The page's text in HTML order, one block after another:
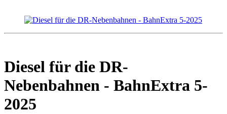
Diesel für die DR-
Nebenbahnen - BahnExtra 5-
2025